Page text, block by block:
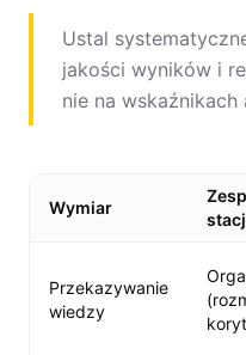
Ustal
jakości wyników i
nie na wskaźnikach
Wymiar
Przekazywanie
wiedzy